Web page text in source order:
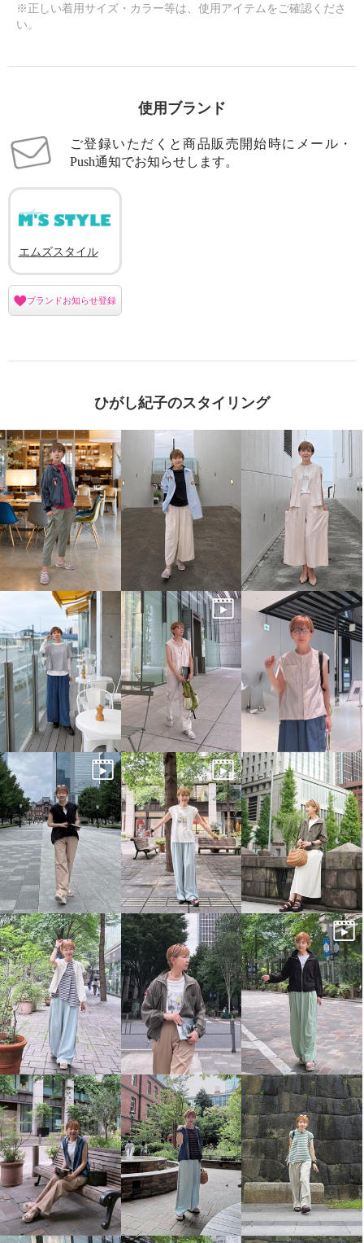
※正しい着用サイズ・カラー等は、使用アイテムをご確認くださ
い。
使用ブランド
ご登録いただくと商品販売開始時にメール・
Push通知でお知らせします。
エムズスタイル
ブランドお知らせ登録
ひがし紀子のスタイリング